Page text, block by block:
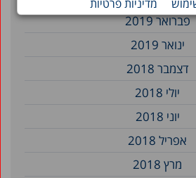
פברואר 2019
ינואר 2019
דצמבר 2018
יולי 2018
יוני 2018
אפריל 2018
מרץ 2018